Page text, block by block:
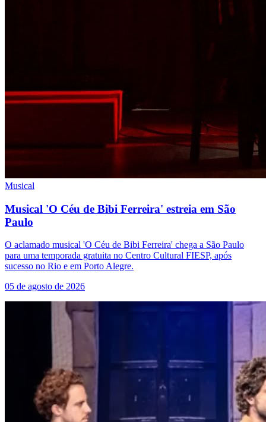
Musical
Musical 'O Céu de Bibi Ferreira' estreia em São
Paulo
O aclamado musical 'O Céu de Bibi Ferreira' chega a São Paulo
para uma temporada gratuita no Centro Cultural FIESP, após
sucesso no Rio e em Porto Alegre.
05 de agosto de 2026